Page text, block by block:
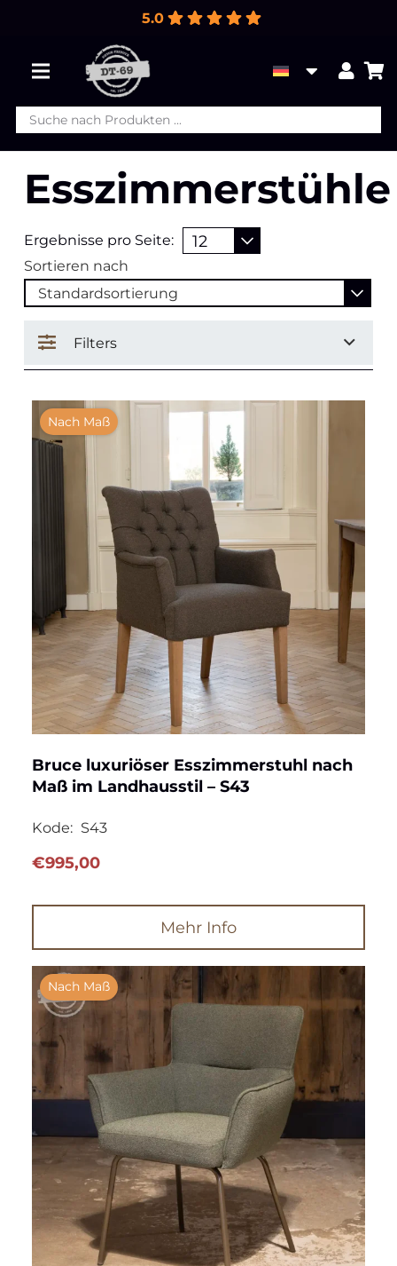
5.0
Products
search
Esszimmerstühle
Ergebnisse pro Seite:
Sortieren nach
Filters
Nach Maß
Bruce luxuriöser Esszimmerstuhl nach
Maß im Landhausstil – S43
Kode: S43
€995,00
Mehr Info
Nach Maß